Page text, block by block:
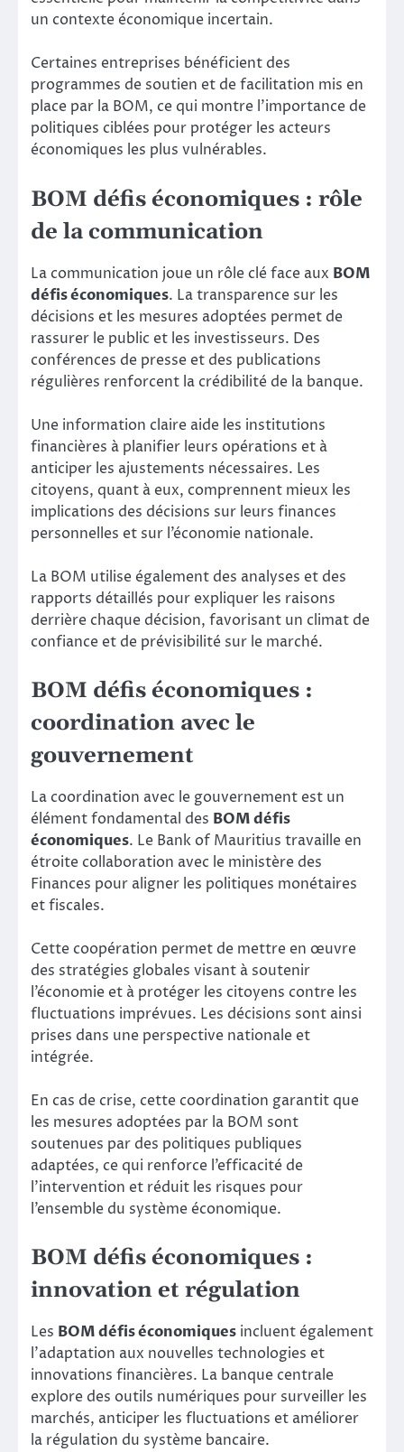
un contexte économique incertain.
Certaines entreprises bénéficient des
programmes de soutien et de facilitation mis en
place par la BOM, ce qui montre l’importance de
politiques ciblées pour protéger les acteurs
économiques les plus vulnérables.
BOM défis économiques : rôle
de la communication
La communication joue un rôle clé face aux BOM
défis économiques. La transparence sur les
décisions et les mesures adoptées permet de
rassurer le public et les investisseurs. Des
conférences de presse et des publications
régulières renforcent la crédibilité de la banque.
Une information claire aide les institutions
financières à planifier leurs opérations et à
anticiper les ajustements nécessaires. Les
citoyens, quant à eux, comprennent mieux les
implications des décisions sur leurs finances
personnelles et sur l’économie nationale.
La BOM utilise également des analyses et des
rapports détaillés pour expliquer les raisons
derrière chaque décision, favorisant un climat de
confiance et de prévisibilité sur le marché.
BOM défis économiques :
coordination avec le
gouvernement
La coordination avec le gouvernement est un
élément fondamental des BOM défis
économiques. Le Bank of Mauritius travaille en
étroite collaboration avec le ministère des
Finances pour aligner les politiques monétaires
et fiscales.
Cette coopération permet de mettre en œuvre
des stratégies globales visant à soutenir
l’économie et à protéger les citoyens contre les
fluctuations imprévues. Les décisions sont ainsi
prises dans une perspective nationale et
intégrée.
En cas de crise, cette coordination garantit que
les mesures adoptées par la BOM sont
soutenues par des politiques publiques
adaptées, ce qui renforce l’efficacité de
l’intervention et réduit les risques pour
l’ensemble du système économique.
BOM défis économiques :
innovation et régulation
Les BOM défis économiques incluent également
l’adaptation aux nouvelles technologies et
innovations financières. La banque centrale
explore des outils numériques pour surveiller les
marchés, anticiper les fluctuations et améliorer
la régulation du système bancaire.